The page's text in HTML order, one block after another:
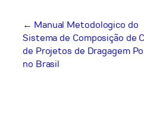
← Manual Metodologico do
Sistema de Composição de
de Projetos de Dragagem
no Brasil